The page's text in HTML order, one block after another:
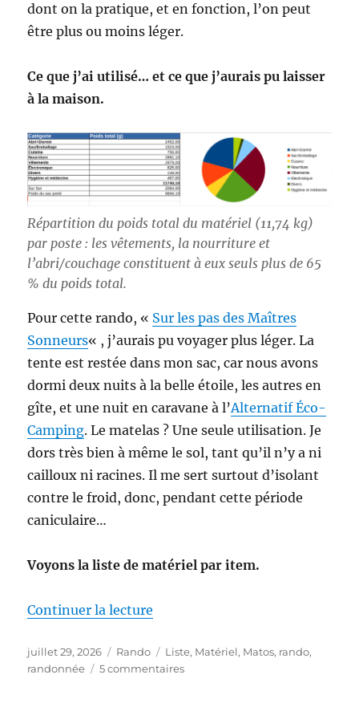
dont on la pratique, et en fonction, l’on peut
être plus ou moins léger.
Ce que j’ai utilisé… et ce que j’aurais pu laisser
à la maison.
Répartition du poids total du matériel (11,74 kg)
par poste : les vêtements, la nourriture et
l’abri/couchage constituent à eux seuls plus de 65
% du poids total.
Pour cette rando, « Sur les pas des Maîtres
Sonneurs« , j’aurais pu voyager plus léger. La
tente est restée dans mon sac, car nous avons
dormi deux nuits à la belle étoile, les autres en
gîte, et une nuit en caravane à l’Alternatif Éco-
Camping. Le matelas ? Une seule utilisation. Je
dors très bien à même le sol, tant qu’il n’y a ni
cailloux ni racines. Il me sert surtout d’isolant
contre le froid, donc, pendant cette période
caniculaire…
Voyons la liste de matériel par item.
Continuer la lecture
Publié
le
juillet 29, 2026 Catégories
Rando Étiquettes
Liste, Matériel, Matos, rando,
randonnée
5 commentairessur